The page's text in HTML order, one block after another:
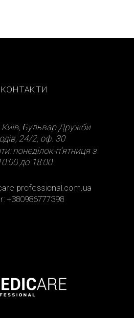
КОНТАКТИ
Бульвар Дружби
24/2, оф. 30
понеділок-п’ятниця з
до 18:00
professional.com.ua
+380986777398